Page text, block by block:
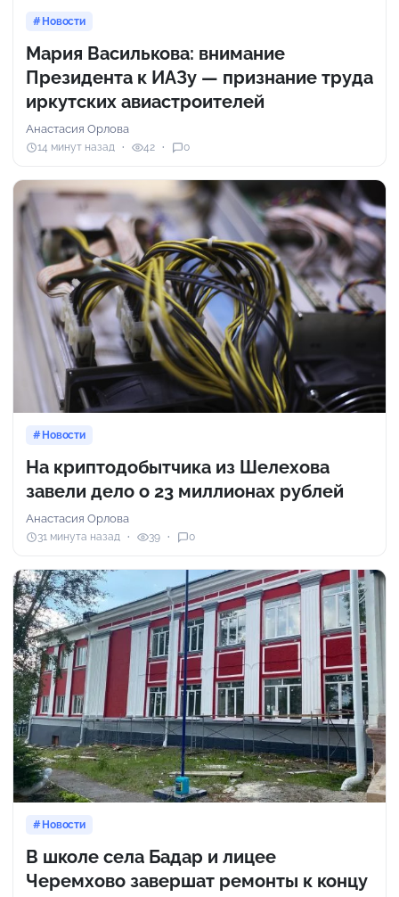
Новости
Мария Василькова: внимание
Президента к ИАЗу — признание труда
иркутских авиастроителей
Анастасия Орлова
14 минут назад 42 0
Новости
На криптодобытчика из Шелехова
завели дело о 23 миллионах рублей
Анастасия Орлова
31 минута назад 39 0
Новости
В школе села Бадар и лицее
Черемхово завершат ремонты к концу